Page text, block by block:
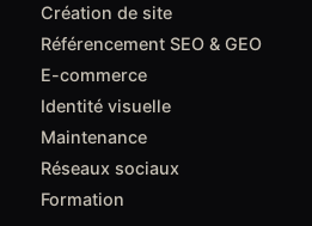
Création de site
Référencement SEO & GEO
E-commerce
Identité visuelle
Maintenance
Réseaux sociaux
Formation